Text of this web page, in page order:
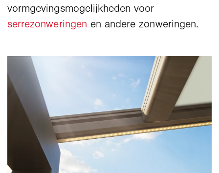
vormgevingsmogelijkheden voor
serrezonweringen en andere zonweringen.